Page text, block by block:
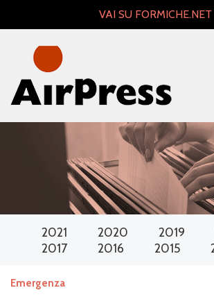
VAI SU FORMICHE.NET
2021 2020 2019
2017
2016 2015
Emergenza